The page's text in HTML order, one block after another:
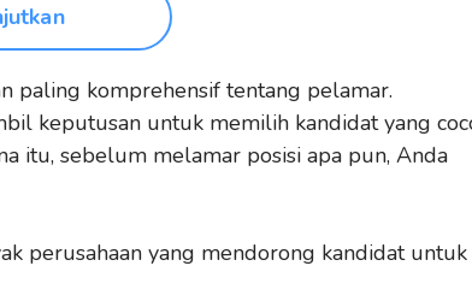
paling komprehensif tentang pelamar.
keputusan untuk memilih kandidat yang
itu, sebelum melamar posisi apa pun, Anda
perusahaan yang mendorong kandidat untuk